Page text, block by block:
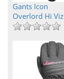
Gants Icon
Overlord Hi Viz